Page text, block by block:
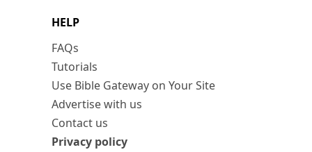
HELP
FAQs
Tutorials
Use Bible Gateway on Your Site
Advertise with us
Contact us
Privacy policy